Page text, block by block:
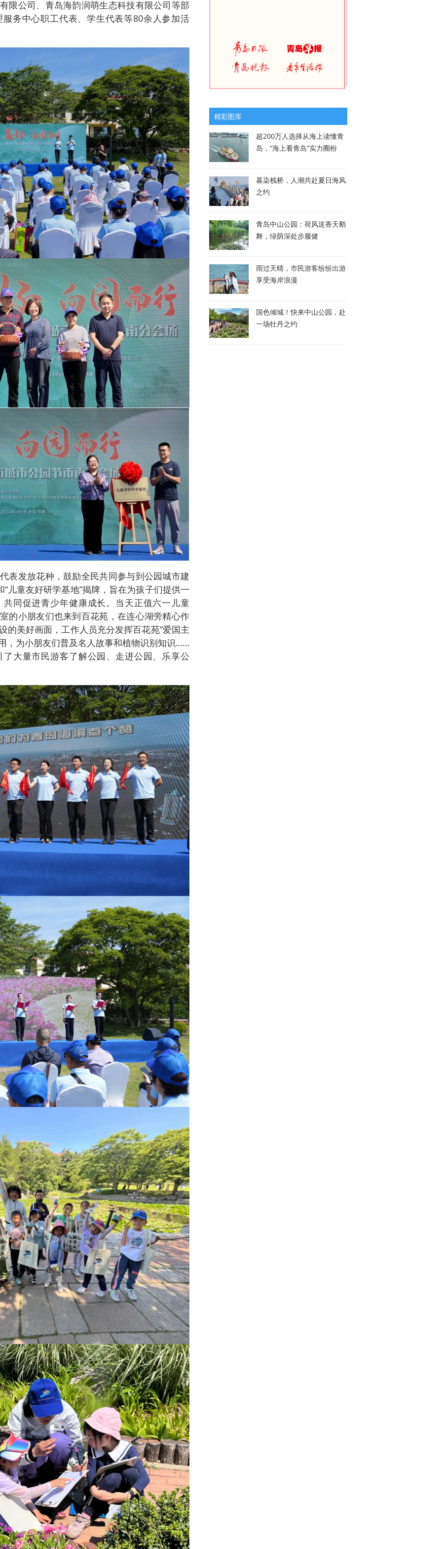
限公司、青岛海韵润萌生态科技有限公司等部
务中心职工代表、学生代表等80余人参加活
表发放花种，鼓励全民共同参与到公园城市建
“儿童友好研学基地”揭牌，旨在为孩子们提供一
同促进青少年健康成长。当天正值六一儿童
的小朋友们也来到百花苑，在连心湖旁精心作
的美好画面，工作人员充分发挥百花苑“爱国主
，为小朋友们普及名人故事和植物识别知识……
大量市民游客了解公园、走进公园、乐享公
精彩图库
超200万人选择从海上读懂青
岛，“海上看青岛”实力圈粉
暮染栈桥，人潮共赴夏日海风
之约
青岛中山公园：荷风送香天鹅
舞，绿荫深处步履健
雨过天晴，市民游客纷纷出游
享受海岸浪漫
国色倾城！快来中山公园，赴
一场牡丹之约